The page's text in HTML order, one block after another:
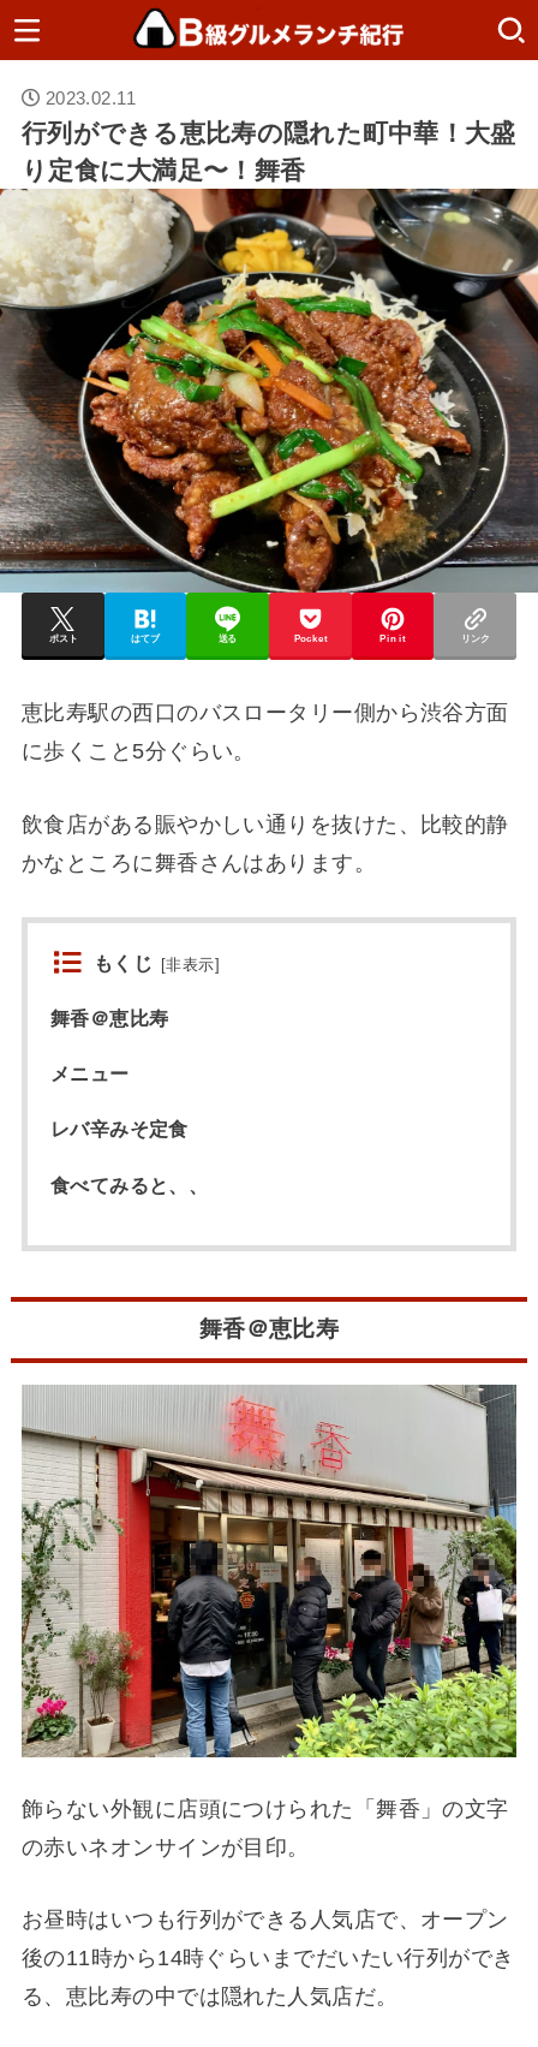
2023.02.11
行列ができる恵比寿の隠れた町中華！大盛
り定食に大満足〜！舞香
ポスト はてブ 送る Pocket Pin it リンク
恵比寿駅の西口のバスロータリー側から渋谷方面
に歩くこと5分ぐらい。
飲食店がある賑やかしい通りを抜けた、比較的静
かなところに舞香さんはあります。
もくじ [非表示]
舞香＠恵比寿
メニュー
レバ辛みそ定食
食べてみると、、
舞香＠恵比寿
飾らない外観に店頭につけられた「舞香」の文字
の赤いネオンサインが目印。
お昼時はいつも行列ができる人気店で、オープン
後の11時から14時ぐらいまでだいたい行列ができ
る、恵比寿の中では隠れた人気店だ。